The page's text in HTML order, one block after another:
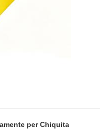
per Chiquita